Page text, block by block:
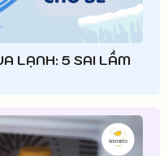
LẠNH: 5 SAI LẦM